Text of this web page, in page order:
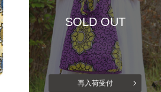
SOLD OUT
再入荷受付